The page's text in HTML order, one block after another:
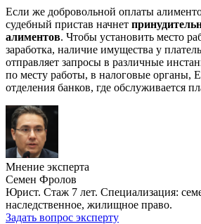
Если же добровольной оплаты
судебный пристав начнет
алиментов. Чтобы установить место
заработка, наличие имущества у
отправляет запросы в различные
по месту работы, в налоговые
отделения банков, где обслуживается
Мнение эксперта
Семен Фролов
Юрист. Стаж 7 лет. Специализация:
наследственное, жилищное право.
Задать вопрос эксперту